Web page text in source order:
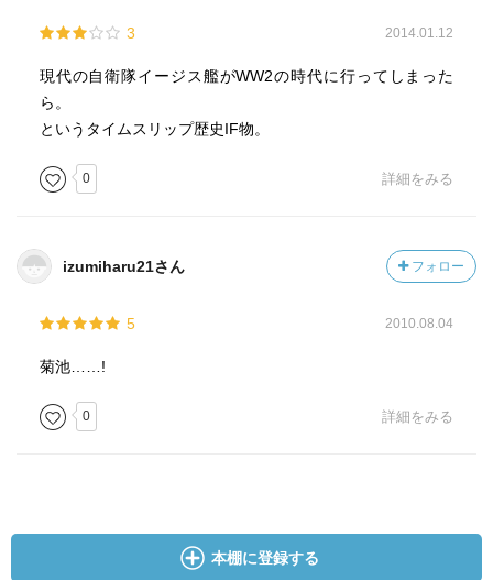
3 2014.01.12
現代の自衛隊イージス艦がWW2の時代に行ってしまった
ら。
というタイムスリップ歴史IF物。
0 詳細をみる
izumiharu21さん フォロー
5 2010.08.04
菊池……!
0 詳細をみる
本棚に登録する